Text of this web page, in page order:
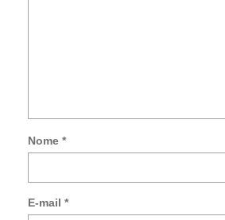
Nome *
E-mail *